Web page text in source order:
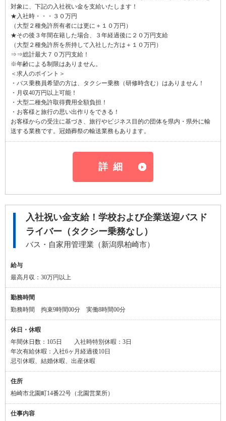
対象に、下記の入社祝い金を支給いたします！
★入社時・・・３０万円
（大型２種免許所有者には更に＋１０万円）
★その後３年間在籍した場合、３年経過後に２０万円支給
（大型２種免許所を所持して入社した方は＋１０万円）
⇒⇒総計最大７０万円支給！
※年齢による制限はありません。
＜求人のポイント＞
・バス乗務員希望の方は、タクシー乗務（研修時含む）はありません！
・月収40万円以上可能！
・大型二種免許取得費用全額負担！
・お客様と旅行の思い出作りをできる！
お客様からの受注に基づき、旅行やビジネス目的の団体を県内・県外に輸
送する業務です。冠婚葬祭の輸送業務もあります。
詳細
入社祝い金支給！学校および企業送迎バスド
ライバー（タクシー乗務なし）
バス・自家用管理業（新潟県柏崎市）
給与
最高月収：30万円以上
勤務時間
勤務時間 拘束9時間00分 実働8時間00分
休日・休暇
年間休日数：105日 入社時特別休暇：3日
年次有給休暇：入社6ヶ月経過後10日
忌引休暇、結婚休暇、出産休暇
住所
柏崎市北園町14番22号（北園営業所）
仕事内容